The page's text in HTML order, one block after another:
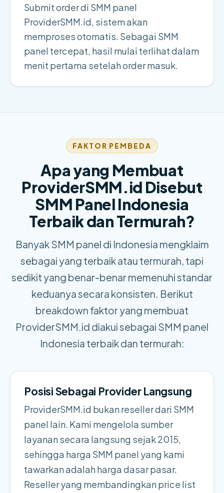
Submit order di SMM panel
ProviderSMM.id, sistem akan
memproses otomatis. Sebagai SMM
panel tercepat, hasil mulai terlihat dalam
menit pertama setelah order masuk.
FAKTOR PEMBEDA
Apa yang Membuat
ProviderSMM.id Disebut
SMM Panel Indonesia
Terbaik dan Termurah?
Banyak SMM panel di Indonesia mengklaim
sebagai yang terbaik atau termurah, tapi
sedikit yang benar-benar memenuhi standar
keduanya secara konsisten. Berikut
breakdown faktor yang membuat
ProviderSMM.id diakui sebagai SMM panel
Indonesia terbaik dan termurah:
Posisi Sebagai Provider Langsung
ProviderSMM.id bukan reseller dari SMM
panel lain. Kami mengelola sumber
layanan secara langsung sejak 2015,
sehingga harga SMM panel yang kami
tawarkan adalah harga dasar pasar.
Reseller yang membandingkan price list